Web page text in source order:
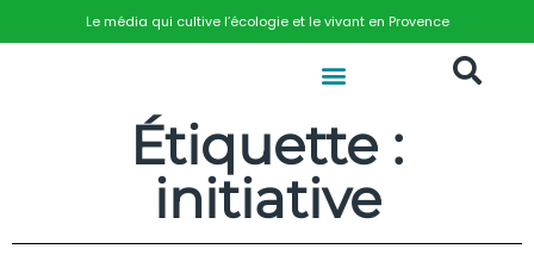
Le média qui cultive l’écologie et le vivant en Provence
Étiquette :
initiative